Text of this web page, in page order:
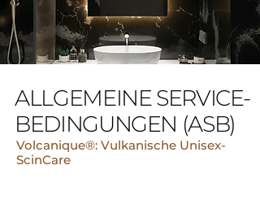
ALLGEMEINE SERVICE-
BEDINGUNGEN (ASB)
Volcanique®: Vulkanische Unisex-
ScinCare